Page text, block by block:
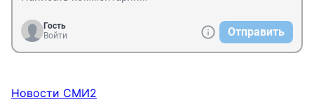
Гость
Войти
Отправить
Новости СМИ2